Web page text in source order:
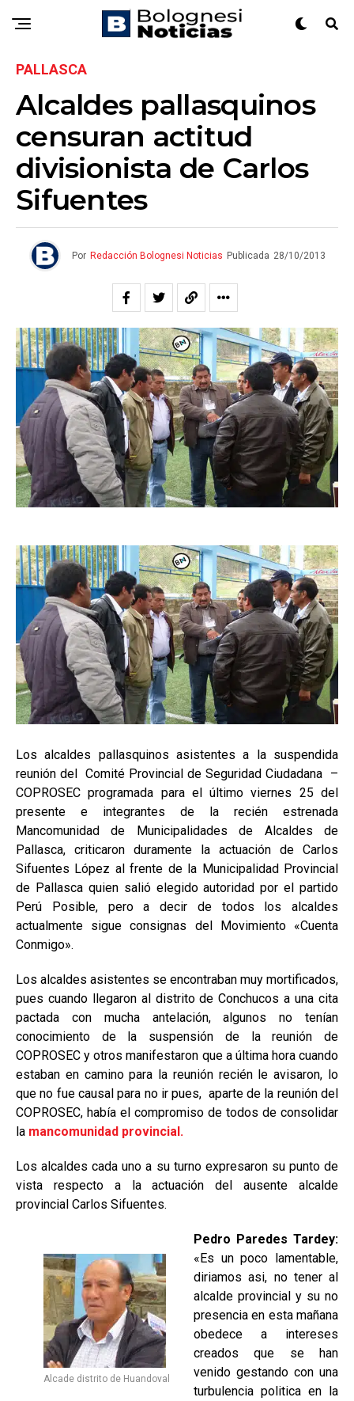
PALLASCA
Alcaldes pallasquinos
censuran actitud
divisionista de Carlos
Sifuentes
Por Redacción Bolognesi Noticias Publicada 28/10/2013
Los alcaldes pallasquinos asistentes a la suspendida
reunión del Comité Provincial de Seguridad Ciudadana –
COPROSEC programada para el último viernes 25 del
presente e integrantes de la recién estrenada
Mancomunidad de Municipalidades de Alcaldes de
Pallasca, criticaron duramente la actuación de Carlos
Sifuentes López al frente de la Municipalidad Provincial
de Pallasca quien salió elegido autoridad por el partido
Perú Posible, pero a decir de todos los alcaldes
actualmente sigue consignas del Movimiento «Cuenta
Conmigo».
Los alcaldes asistentes se encontraban muy mortificados,
pues cuando llegaron al distrito de Conchucos a una cita
pactada con mucha antelación, algunos no tenían
conocimiento de la suspensión de la reunión de
COPROSEC y otros manifestaron que a última hora cuando
estaban en camino para la reunión recién le avisaron, lo
que no fue causal para no ir pues, aparte de la reunión del
COPROSEC, había el compromiso de todos de consolidar
la mancomunidad provincial.
Los alcaldes cada uno a su turno expresaron su punto de
vista respecto a la actuación del ausente alcalde
provincial Carlos Sifuentes.
Alcade distrito de Huandoval
Pedro Paredes Tardey:
«Es un poco lamentable,
diriamos asi, no tener al
alcalde provincial y su no
presencia en esta mañana
obedece a intereses
creados que se han
venido gestando con una
turbulencia politica en la